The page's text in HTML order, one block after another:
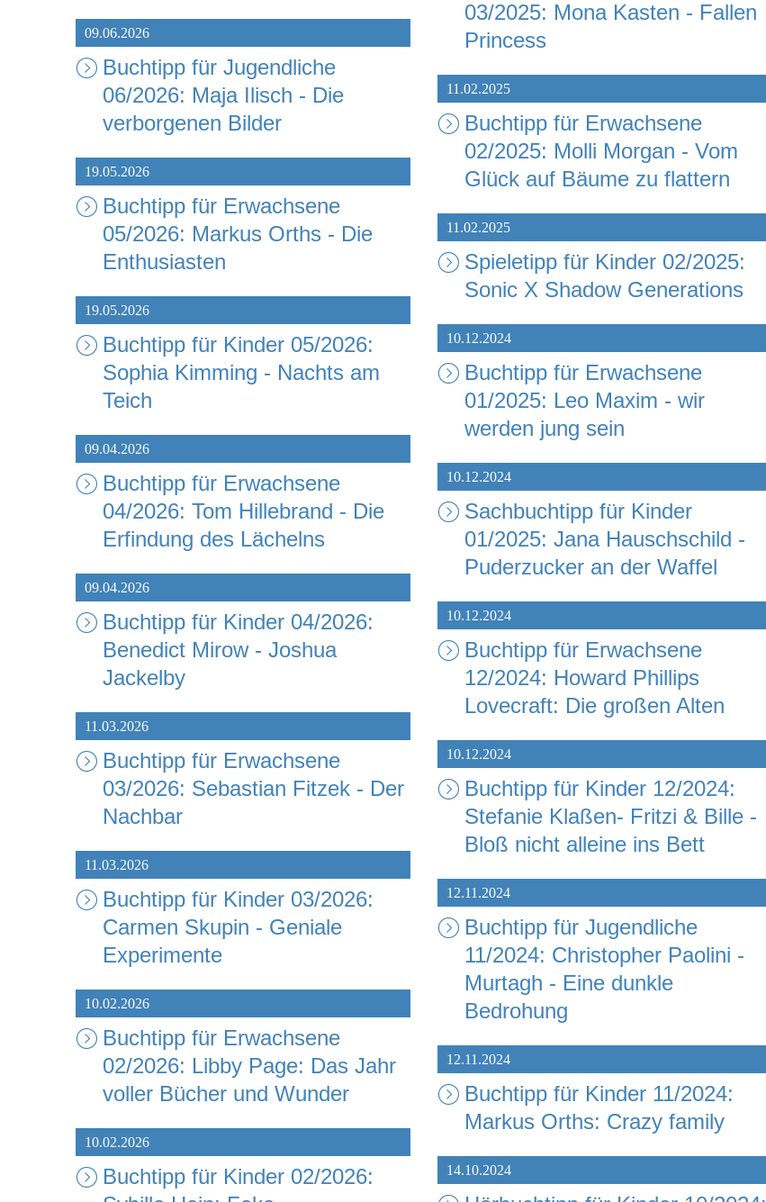
09.06.2026
Buchtipp für Jugendliche
06/2026: Maja Ilisch - Die
verborgenen Bilder
19.05.2026
Buchtipp für Erwachsene
05/2026: Markus Orths - Die
Enthusiasten
19.05.2026
Buchtipp für Kinder 05/2026:
Sophia Kimming - Nachts am
Teich
09.04.2026
Buchtipp für Erwachsene
04/2026: Tom Hillebrand - Die
Erfindung des Lächelns
09.04.2026
Buchtipp für Kinder 04/2026:
Benedict Mirow - Joshua
Jackelby
11.03.2026
Buchtipp für Erwachsene
03/2026: Sebastian Fitzek - Der
Nachbar
11.03.2026
Buchtipp für Kinder 03/2026:
Carmen Skupin - Geniale
Experimente
10.02.2026
Buchtipp für Erwachsene
02/2026: Libby Page: Das Jahr
voller Bücher und Wunder
10.02.2026
Buchtipp für Kinder 02/2026:
03/2025: Mona Kasten - Fallen
Princess
11.02.2025
Buchtipp für Erwachsene
02/2025: Molli Morgan - Vom
Glück auf Bäume zu flattern
11.02.2025
Spieletipp für Kinder 02/2025:
Sonic X Shadow Generations
10.12.2024
Buchtipp für Erwachsene
01/2025: Leo Maxim - wir
werden jung sein
10.12.2024
Sachbuchtipp für Kinder
01/2025: Jana Hauschschild -
Puderzucker an der Waffel
10.12.2024
Buchtipp für Erwachsene
12/2024: Howard Phillips
Lovecraft: Die großen Alten
10.12.2024
Buchtipp für Kinder 12/2024:
Stefanie Klaßen- Fritzi & Bille -
Bloß nicht alleine ins Bett
12.11.2024
Buchtipp für Jugendliche
11/2024: Christopher Paolini -
Murtagh - Eine dunkle
Bedrohung
12.11.2024
Buchtipp für Kinder 11/2024:
Markus Orths: Crazy family
14.10.2024